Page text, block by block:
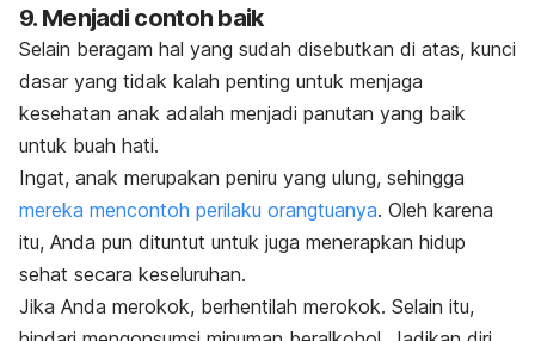
9. Menjadi contoh baik
Selain beragam hal yang sudah disebutkan di atas, kunci
dasar yang tidak kalah penting untuk menjaga
kesehatan anak adalah menjadi panutan yang baik
untuk buah hati.
Ingat, anak merupakan peniru yang ulung, sehingga
mereka mencontoh perilaku orangtuanya. Oleh karena
itu, Anda pun dituntut untuk juga menerapkan hidup
sehat secara keseluruhan.
Jika Anda merokok, berhentilah merokok. Selain itu,